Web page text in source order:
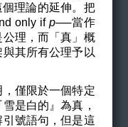
理論的延伸。把
only if p──當作
公理，而 「真」概
其所有公理予以
僅限於一個特定
雪是白的』為真，
號語句，但是這